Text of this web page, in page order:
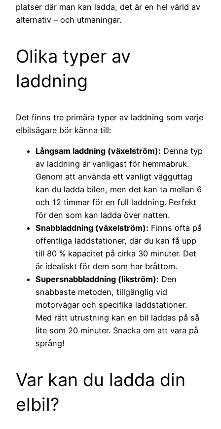
platser där man kan ladda, det är en hel värld av
alternativ – och utmaningar.
Olika typer av
laddning
Det finns tre primära typer av laddning som varje
elbilsägare bör känna till:
Långsam laddning (växelström): Denna typ
av laddning är vanligast för hemmabruk.
Genom att använda ett vanligt vägguttag
kan du ladda bilen, men det kan ta mellan 6
och 12 timmar för en full laddning. Perfekt
för den som kan ladda över natten.
Snabbladdning (växelström): Finns ofta på
offentliga laddstationer, där du kan få upp
till 80 % kapacitet på cirka 30 minuter. Det
är idealiskt för dem som har bråttom.
Supersnabbladdning (likström): Den
snabbaste metoden, tillgänglig vid
motorvägar och specifika laddstationer.
Med rätt utrustning kan en bil laddas på så
lite som 20 minuter. Snacka om att vara på
språng!
Var kan du ladda din
elbil?